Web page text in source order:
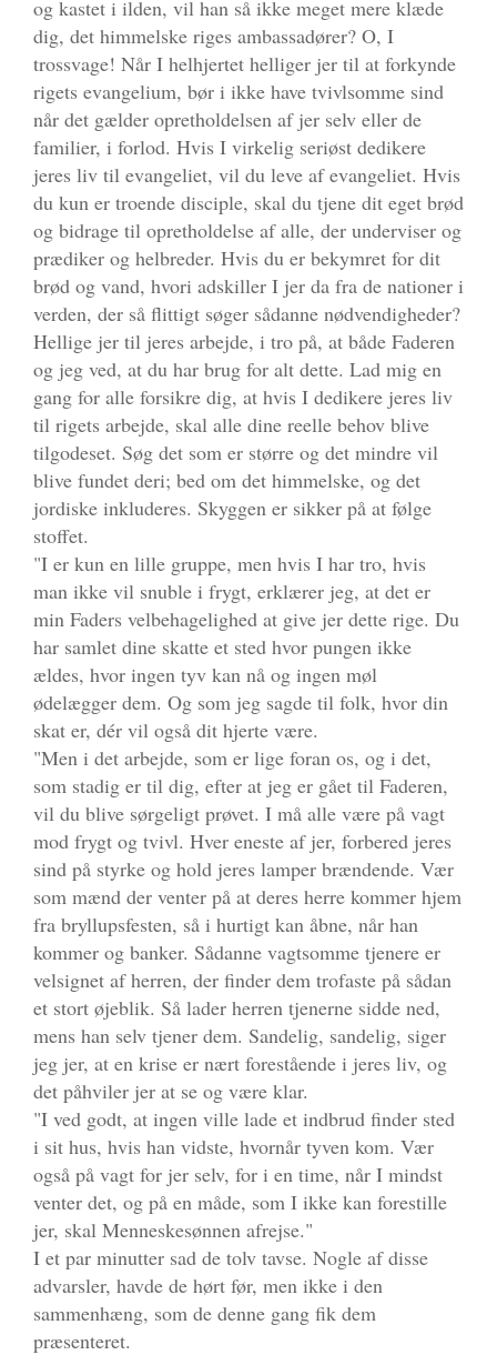
og kastet i ilden, vil han så ikke meget mere klæde
dig, det himmelske riges ambassadører? O, I
trossvage! Når I helhjertet helliger jer til at forkynde
rigets evangelium, bør i ikke have tvivlsomme sind
når det gælder opretholdelsen af jer selv eller de
familier, i forlod. Hvis I virkelig seriøst dedikere
jeres liv til evangeliet, vil du leve af evangeliet. Hvis
du kun er troende disciple, skal du tjene dit eget brød
og bidrage til opretholdelse af alle, der underviser og
prædiker og helbreder. Hvis du er bekymret for dit
brød og vand, hvori adskiller I jer da fra de nationer i
verden, der så flittigt søger sådanne nødvendigheder?
Hellige jer til jeres arbejde, i tro på, at både Faderen
og jeg ved, at du har brug for alt dette. Lad mig en
gang for alle forsikre dig, at hvis I dedikere jeres liv
til rigets arbejde, skal alle dine reelle behov blive
tilgodeset. Søg det som er større og det mindre vil
blive fundet deri; bed om det himmelske, og det
jordiske inkluderes. Skyggen er sikker på at følge
stoffet.
"I er kun en lille gruppe, men hvis I har tro, hvis
man ikke vil snuble i frygt, erklærer jeg, at det er
min Faders velbehagelighed at give jer dette rige. Du
har samlet dine skatte et sted hvor pungen ikke
ældes, hvor ingen tyv kan nå og ingen møl
ødelægger dem. Og som jeg sagde til folk, hvor din
skat er, dér vil også dit hjerte være.
"Men i det arbejde, som er lige foran os, og i det,
som stadig er til dig, efter at jeg er gået til Faderen,
vil du blive sørgeligt prøvet. I må alle være på vagt
mod frygt og tvivl. Hver eneste af jer, forbered jeres
sind på styrke og hold jeres lamper brændende. Vær
som mænd der venter på at deres herre kommer hjem
fra bryllupsfesten, så i hurtigt kan åbne, når han
kommer og banker. Sådanne vagtsomme tjenere er
velsignet af herren, der finder dem trofaste på sådan
et stort øjeblik. Så lader herren tjenerne sidde ned,
mens han selv tjener dem. Sandelig, sandelig, siger
jeg jer, at en krise er nært forestående i jeres liv, og
det påhviler jer at se og være klar.
"I ved godt, at ingen ville lade et indbrud finder sted
i sit hus, hvis han vidste, hvornår tyven kom. Vær
også på vagt for jer selv, for i en time, når I mindst
venter det, og på en måde, som I ikke kan forestille
jer, skal Menneskesønnen afrejse."
I et par minutter sad de tolv tavse. Nogle af disse
advarsler, havde de hørt før, men ikke i den
sammenhæng, som de denne gang fik dem
præsenteret.